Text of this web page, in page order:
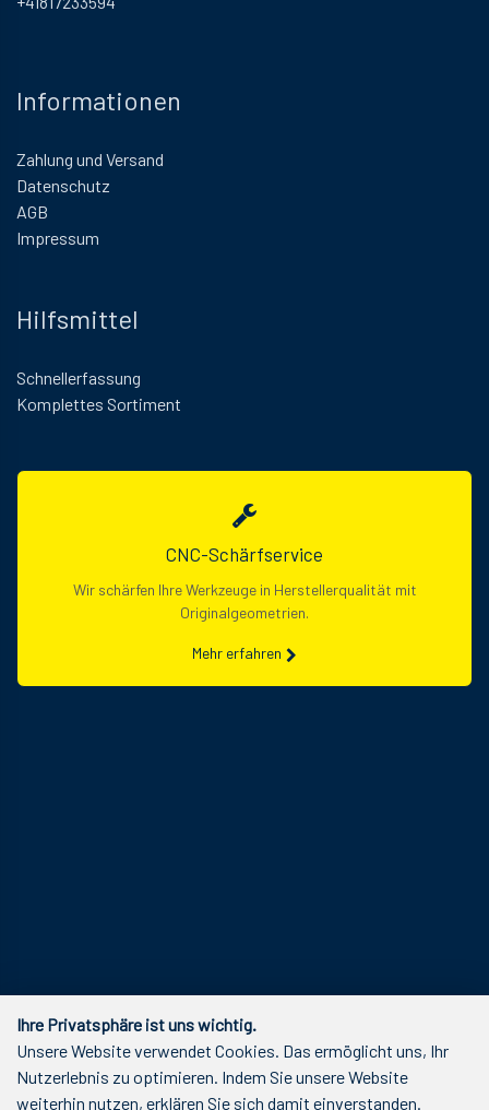
Informationen
Zahlung und Versand
Datenschutz
AGB
Impressum
Hilfsmittel
Schnellerfassung
Komplettes Sortiment
CNC-Schärfservice
Wir schärfen Ihre Werkzeuge in Herstellerqualität mit
Originalgeometrien.
Mehr erfahren
Ihre Privatsphäre ist uns wichtig.
Unsere Website verwendet Cookies. Das ermöglicht uns, Ihr
Nutzerlebnis zu optimieren. Indem Sie unsere Website
weiterhin nutzen, erklären Sie sich damit einverstanden.